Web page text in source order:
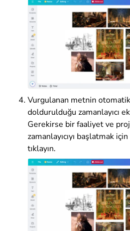
Vurgulanan metnin
doldurulduğu zamanlayıcı
Gerekirse bir faaliyet ve
zamanlayıcıyı başlatmak için
tıklayın.